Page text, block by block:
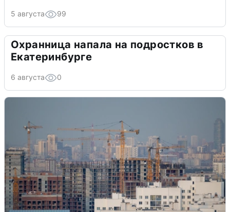
5 августа 99
Охранница напала на подростков в
Екатеринбурге
6 августа 0